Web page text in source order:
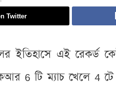
Twitter
ইতিহাসে এই রেকর্ড
6 টি ম্যাচ খেলে 4